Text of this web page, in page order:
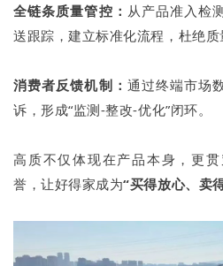
全链条质量管控： 从产品准入检
送跟踪，建立标准化流程，杜绝质
消费者反馈机制： 通过终端市场
诉，形成“监测-整改-优化”闭环。
高质不仅体现在产品本身，更
誉，让好得家成为“买得放心、卖